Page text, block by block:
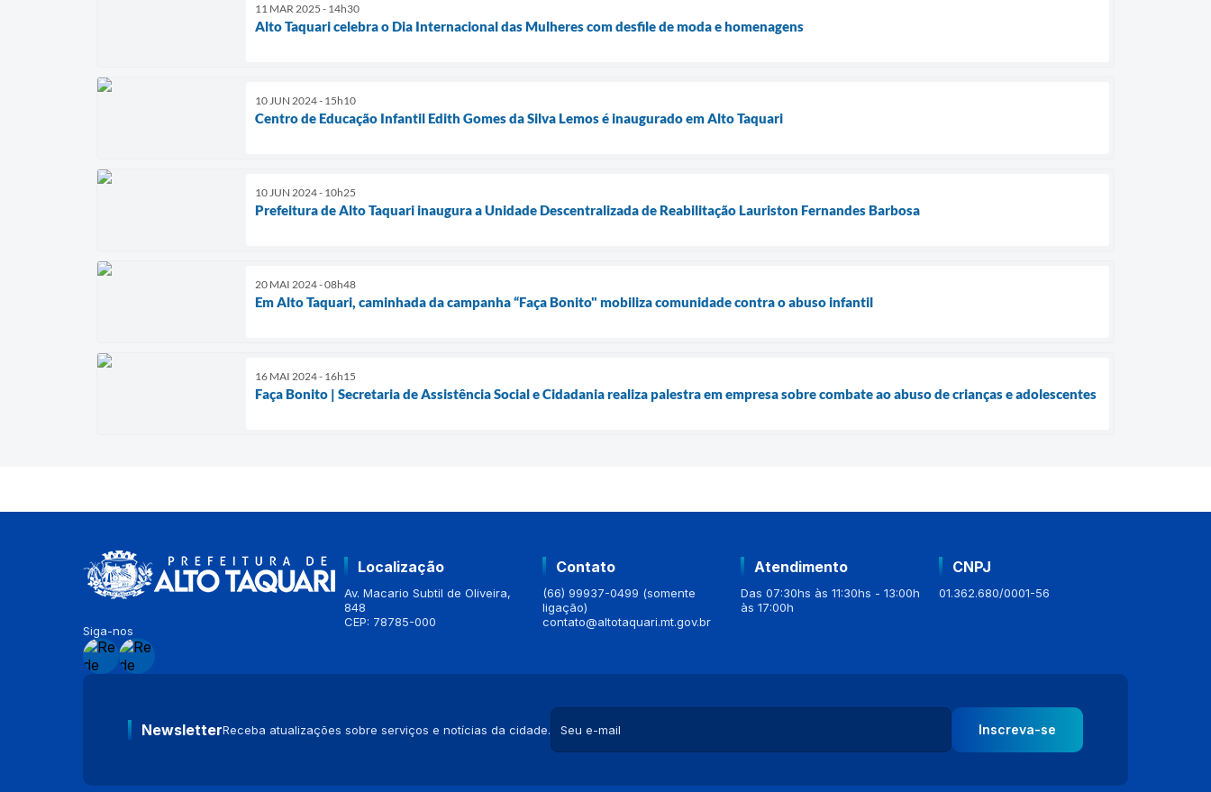
11 MAR 2025 - 14h30
Alto Taquari celebra o Dia Internacional das Mulheres com desfile de moda e homenagens
10 JUN 2024 - 15h10
Centro de Educação Infantil Edith Gomes da Silva Lemos é inaugurado em Alto Taquari
10 JUN 2024 - 10h25
Prefeitura de Alto Taquari inaugura a Unidade Descentralizada de Reabilitação Lauriston Fernandes Barbosa
20 MAI 2024 - 08h48
Em Alto Taquari, caminhada da campanha “Faça Bonito" mobiliza comunidade contra o abuso infantil
16 MAI 2024 - 16h15
Faça Bonito | Secretaria de Assistência Social e Cidadania realiza palestra em empresa sobre combate ao abuso de crianças e adolescentes
Siga-nos
Localização
Av. Macario Subtil de Oliveira,
848
CEP: 78785-000
Contato
(66) 99937-0499 (somente
ligação)
contato@altotaquari.mt.gov.br
Atendimento
Das 07:30hs às 11:30hs - 13:00h
às 17:00h
CNPJ
01.362.680/0001-56
NewsletterReceba atualizações sobre serviços e notícias da cidade. Inscreva-se